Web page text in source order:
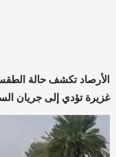
الأرصاد تكشف حالة
غزيرة تؤدي إلى جريان